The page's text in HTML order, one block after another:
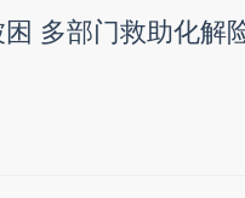
多部门救助化解